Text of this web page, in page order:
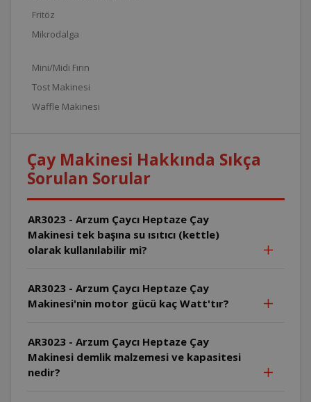
Fritöz
Mikrodalga
Mini/Midi Fırın
Tost Makinesi
Waffle Makinesi
Çay Makinesi Hakkında Sıkça
Sorulan Sorular
AR3023 - Arzum Çaycı Heptaze Çay
Makinesi tek başına su ısıtıcı (kettle)
olarak kullanılabilir mi?
AR3023 - Arzum Çaycı Heptaze Çay
Makinesi'nin motor gücü kaç Watt'tır?
AR3023 - Arzum Çaycı Heptaze Çay
Makinesi demlik malzemesi ve kapasitesi
nedir?